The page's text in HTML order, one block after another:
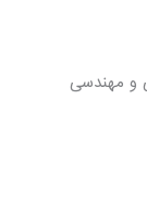
و مهندسی